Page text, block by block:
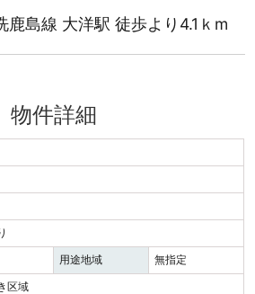
鹿島線 大洋駅 徒歩より4.1ｋm
物件詳細
用途地域
無指定
区域